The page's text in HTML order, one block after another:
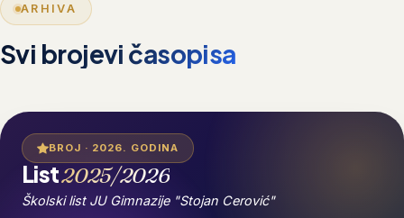
ARHIVA
Svi brojevi časopisa
BROJ · 2026. GODINA
List2025/2026
Školski list JU Gimnazije "Stojan Cerović"